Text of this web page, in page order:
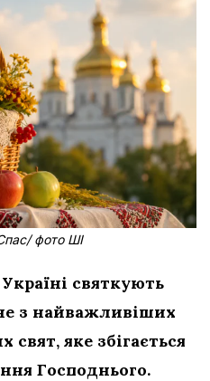
фото ШІ
святкують
з найважливіших
свят, яке збігається
Господнього.